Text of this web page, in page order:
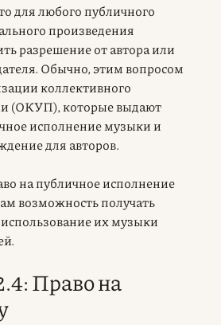
для любогопубличного
произведения
разрешение от автора или
Обычно, этим вопросом
коллективного
(ОКУП), которые выдают
исполнение музыки и
для авторов.
на публичное исполнение
возможность получать
их музыки
Право на